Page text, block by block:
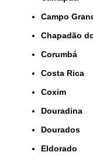
Campo
Chapadão
Corumbá
Costa Rica
Coxim
Douradina
Dourados
Eldorado